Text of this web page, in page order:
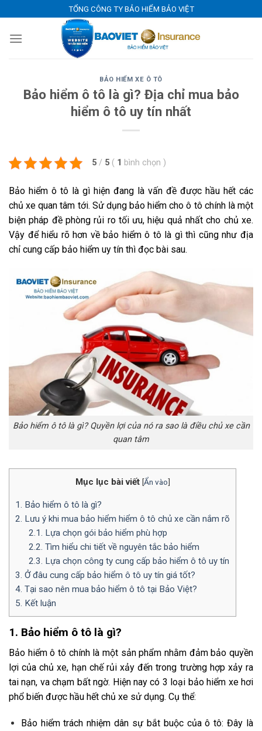
to
content
TỔNG CÔNG TY BẢO HIỂM BẢO VIỆT
BẢO HIỂM XE Ô TÔ
Bảo hiểm ô tô là gì? Địa chỉ mua bảo
hiểm ô tô uy tín nhất
5 / 5 ( 1 bình chọn )
Bảo hiểm ô tô là gì hiện đang là vấn đề được hầu hết các
chủ xe quan tâm tới. Sử dụng bảo hiểm cho ô tô chính là một
biện pháp đề phòng rủi ro tối ưu, hiệu quả nhất cho chủ xe.
Vậy để hiểu rõ hơn về bảo hiểm ô tô là gì thì cũng như địa
chỉ cung cấp bảo hiểm uy tín thì đọc bài sau.
Bảo hiểm ô tô là gì? Quyền lợi của nó ra sao là điều chủ xe cần
quan tâm
Mục lục bài viết [Ẩn vào]
1. Bảo hiểm ô tô là gì?
2. Lưu ý khi mua bảo hiểm hiểm ô tô chủ xe cần nắm rõ
2.1. Lựa chọn gói bảo hiểm phù hợp
2.2. Tìm hiểu chi tiết về nguyên tắc bảo hiểm
2.3. Lựa chọn công ty cung cấp bảo hiểm ô tô uy tín
3. Ở đâu cung cấp bảo hiểm ô tô uy tín giá tốt?
4. Tại sao nên mua bảo hiểm ô tô tại Bảo Việt?
5. Kết luận
1. Bảo hiểm ô tô là gì?
Bảo hiểm ô tô chính là một sản phẩm nhằm đảm bảo quyền
lợi của chủ xe, hạn chế rủi xảy đến trong trường hợp xảy ra
tai nạn, va chạm bất ngờ. Hiện nay có 3 loại bảo hiểm xe hơi
phổ biến được hầu hết chủ xe sử dụng. Cụ thể:
Bảo hiểm trách nhiệm dân sự bắt buộc của ô tô: Đây là